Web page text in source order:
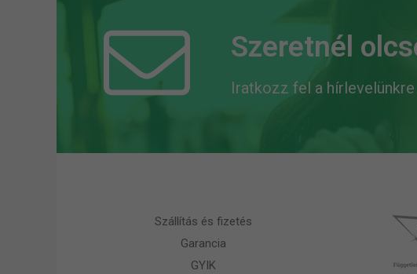
Szeretnél
Iratkozz fel a
Szállítás és fizetés
Garancia
GYIK